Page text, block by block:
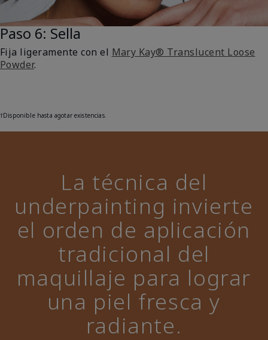
Paso 6: Sella
Fija ligeramente con el Mary Kay® Translucent Loose
Powder.
†Disponible hasta agotar existencias.
La técnica del
underpainting invierte
el orden de aplicación
tradicional del
maquillaje para lograr
una piel fresca y
radiante.